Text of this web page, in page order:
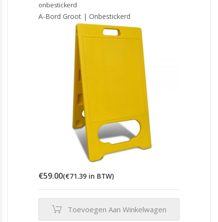
onbestickerd
A-Bord Groot | Onbestickerd
€59.00(€71.39 in BTW)
Toevoegen Aan Winkelwagen